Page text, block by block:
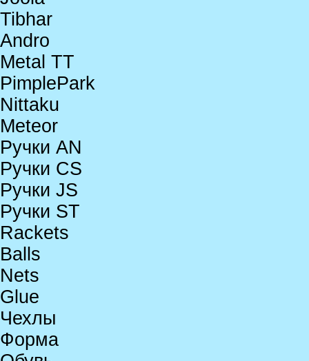
Tibhar
Andro
Metal TT
PimplePark
Nittaku
Meteor
Ручки AN
Ручки CS
Ручки JS
Ручки ST
Rackets
Balls
Nets
Glue
Чехлы
Форма